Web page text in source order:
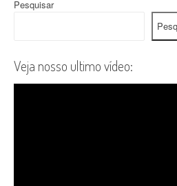
Pesquisar
Veja nosso ultimo vídeo: